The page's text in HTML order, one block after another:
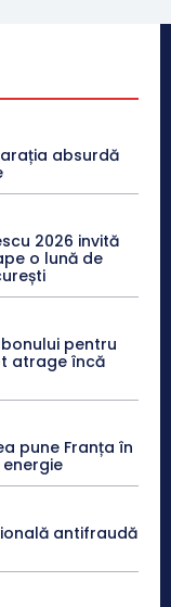
absurdă
2026 invită
o lună de
pentru
atrage încă
pune Franța în
antifraudă